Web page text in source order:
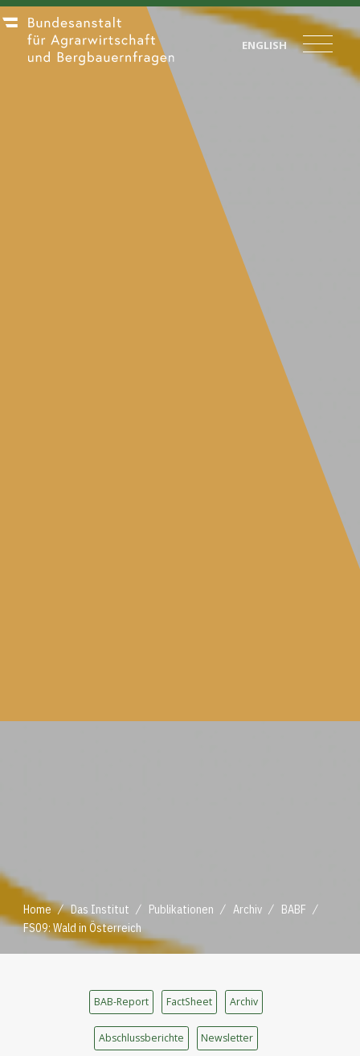
ENGLISH
Home / Das Institut / Publikationen / Archiv / BABF /
FS09: Wald in Österreich
BAB-Report FactSheet Archiv
Abschlussberichte Newsletter